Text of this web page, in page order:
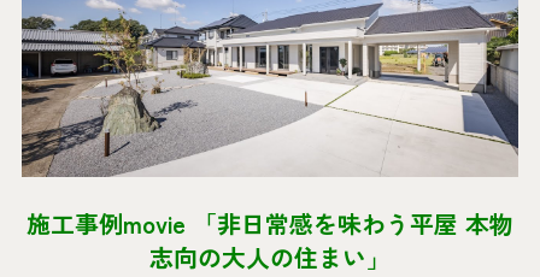
施工事例movie 「非日常感を味わう平屋 本物
志向の大人の住まい」